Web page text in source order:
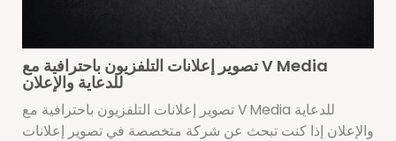
تصوير إعلانات التلفزيون باحترافية مع V Media
للدعاية والإعلان
تصوير إعلانات التلفزيون باحترافية مع V Media للدعاية
والإعلان إذا كنت تبحث عن شركة متخصصة في تصوير إعلانات